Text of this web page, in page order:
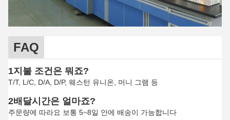
FAQ
1지불 조건은 뭐죠?
T/T, L/C, D/A, D/P, 웨스턴 유니온, 머니 그램 등
2배달시간은 얼마죠?
주문량에 따라요 보통 5~8일 안에 배송이 가능합니다